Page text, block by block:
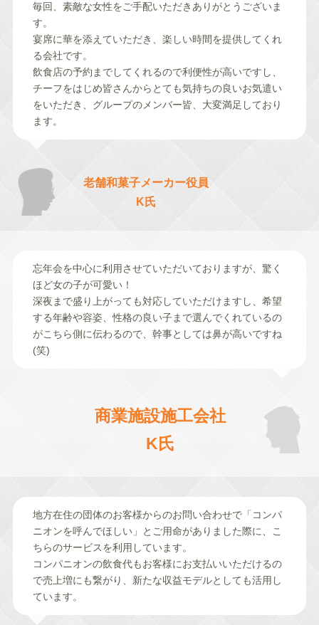
老舗和菓子メーカー役員
K氏
毎回、素敵な女性をご手配いただきありがとうございま
す。
宴席に華を添えていただき、楽しい時間を提供してくれ
る会社です。
飲食店の予約までしてくれるので利便性が高いですし、
チーフをはじめ皆さんからとても気持ちの良いお気遣い
をいただき、グループのメンバー皆、大変満足しており
ます。
忘年会を中心に利用させていただいておりますが、驚く
ほど女の子が可愛い！
深夜まで盛り上がっても対応していただけますし、希望
する年齢や容姿、性格の良い子まで選んでくれているの
がこちら側に伝わるので、幹事としては鼻が高いですね
(笑)
商業施設施工会社
K氏
地方在住の団体のお客様からのお問い合わせで「コンパ
ニオンを呼んでほしい」とご用命がありました際に、こ
ちらのサービスを利用しています。
コンパニオンの飲食代もお客様にお支払いいただけるの
で売上増にも繋がり、新たな収益モデルとしても活用し
ています。